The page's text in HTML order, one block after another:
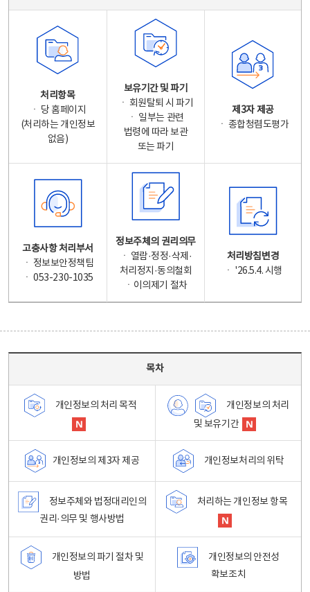
처리항목
ㆍ 당 홈페이지
(처리하는 개인정보
없음)
보유기간 및 파기
ㆍ 회원탈퇴 시 파기
ㆍ 일부는 관련
법령에 따라 보관
또는 파기
제3자 제공
ㆍ 종합청렴도평가
고충사항 처리부서
ㆍ 정보보안정책팀
ㆍ 053-230-1035
정보주체의 권리의무
ㆍ 열람·정정·삭제·
처리정지·동의철회
ㆍ이의제기 절차
처리방침변경
ㆍ '26.5.4. 시행
목차
개인정보의 처리 목적
개인정보의 처리
및 보유기간
개인정보의 제3자 제공 개인정보처리의 위탁
정보주체와 법정대리인의
권리·의무 및 행사방법
처리하는 개인정보 항목
개인정보의 파기 절차 및
방법
개인정보의 안전성
확보조치